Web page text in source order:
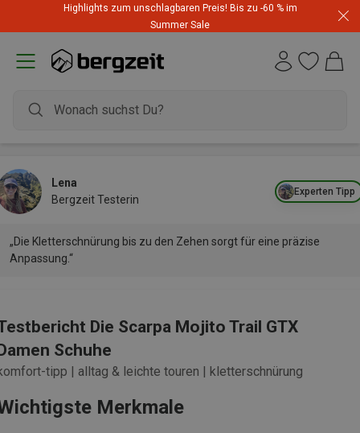
Highlights zum unschlagbaren Preis! Bis zu -60 % im
Summer Sale
Experten Tipp
Lena
Bergzeit Testerin
„Die Kletterschnürung bis zu den Zehen sorgt für eine präzise
Anpassung.“
Die Scarpa Mojito Trail GTX
Schuhe
tipp | alltag & leichte touren | kletterschnürung
Merkmale